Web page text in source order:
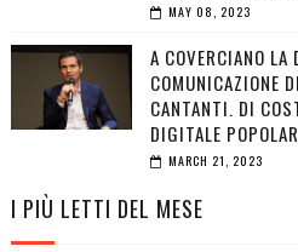
MAY 08, 2023
A COVERCIANO
COMUNICAZIONE
CANTANTI. DI
DIGITALE
MARCH 21, 2023
I PIÙ LETTI DEL MESE